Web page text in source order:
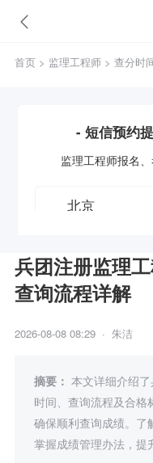
首页 > 监理工程师 > 查分时
- 短信预约
监理工程师报名
兵团注册监理
查询流程详解
2026-08-08 08:29 · 朱洁
摘要： 本文详细介绍
时间、查询流程及合格
确保顺利查询成绩。了
掌握成绩管理办法，提